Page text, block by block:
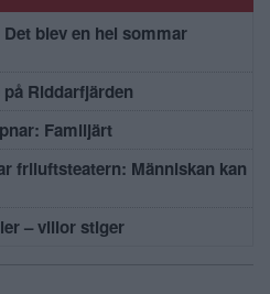
blev en hel sommar
Riddarfjärden
Familjärt
friluftsteatern: Människan kan
– villor stiger